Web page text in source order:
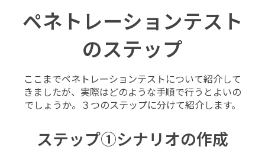
ペネトレーションテスト
のステップ
ここまでペネトレーションテストについて紹介して
きましたが、実際はどのような手順で行うとよいの
でしょうか。３つのステップに分けて紹介します。
ステップ①シナリオの作成